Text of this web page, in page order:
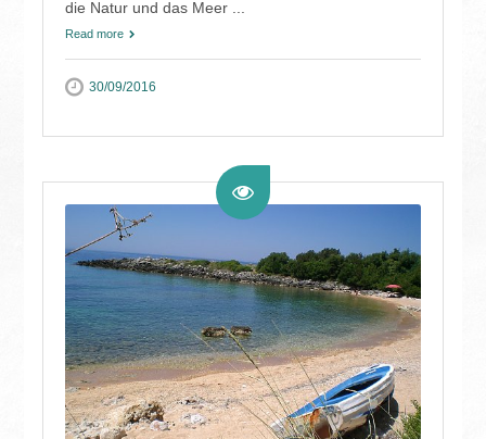
die Natur und das Meer ...
Read more
30/09/2016